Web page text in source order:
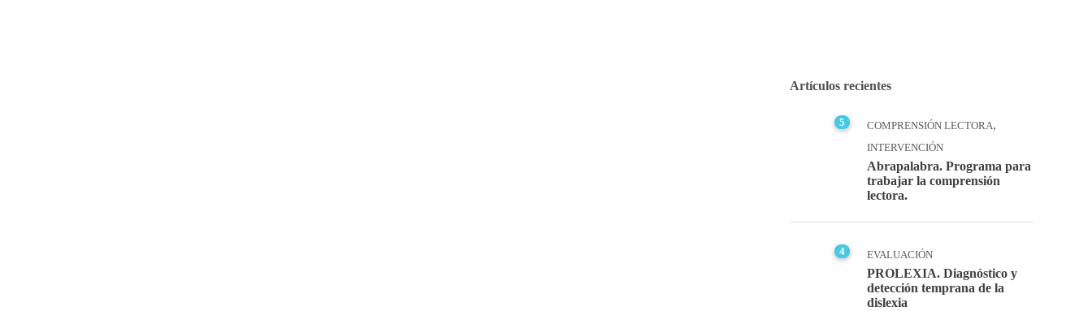
Artículos recientes
5 COMPRENSIÓN LECTORA,
INTERVENCIÓN
Abrapalabra. Programa para
trabajar la comprensión
lectora.
4 EVALUACIÓN
PROLEXIA. Diagnóstico y
detección temprana de la
dislexia